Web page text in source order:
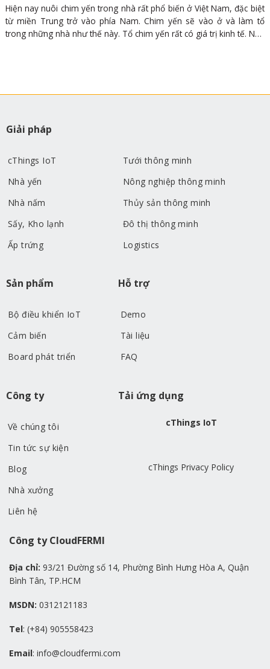
Hiện nay nuôi chim yến trong nhà rất phổ biến ở Việt Nam, đặc biệt
từ miền Trung trở vào phía Nam. Chim yến sẽ vào ở và làm tổ
trong những nhà như thế này. Tổ chim yến rất có giá trị kinh tế. Nên
trong nhà yến như: ẩm, nhiệt, ánh sáng, mùi, âm thanh,…Vì vậy
là rất thiết yếu với tất cả chủ nhà. Nếu không thì chim bỏ tổ, làm
giảm đàn sẽ gây ra tổn......
Giải pháp
cThings IoT
Nhà yến
Nhà nấm
Sấy, Kho lạnh
Ấp trứng
Tưới thông minh
Nông nghiệp thông minh
Thủy sản thông minh
Đô thị thông minh
Logistics
Sản phẩm
Bộ điều khiển IoT
Cảm biến
Board phát triển
Hỗ trợ
Demo
Tài liệu
FAQ
Công ty
Về chúng tôi
Tin tức sự kiện
Blog
Nhà xưởng
Liên hệ
Tải ứng dụng
cThings IoT
cThings Privacy Policy
Công ty CloudFERMI
Địa chỉ: 93/21 Đường số 14, Phường Bình Hưng Hòa A, Quận
Bình Tân, TP.HCM
MSDN: 0312121183
Tel: (+84) 905558423
Email: info@cloudfermi.com